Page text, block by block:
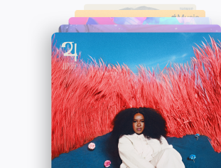
了
解
-
Apple
Music
口
中
打
开)